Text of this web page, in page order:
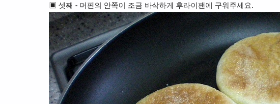
▣ 셋째 - 머핀의 안쪽이 조금 바삭하게 후라이팬에 구워주세요.